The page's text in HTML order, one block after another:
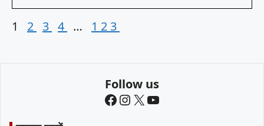
1 2 3 4 … 123
Follow us
Facebook
Instagram
X YouTube